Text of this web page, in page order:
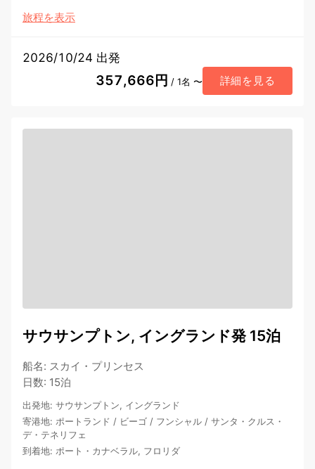
旅程を表示
2026/10/24 出発
357,666円 / 1名 〜 詳細を見る
サウサンプトン, イングランド発 15泊
船名: スカイ・プリンセス
日数: 15泊
出発地: サウサンプトン, イングランド
寄港地: ポートランド / ビーゴ / フンシャル / サンタ・クルス・
デ・テネリフェ
到着地: ポート・カナベラル, フロリダ